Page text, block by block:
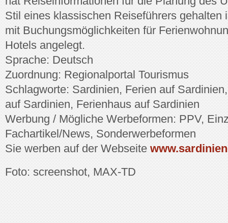
Stil eines klassischen Reiseführers gehalten
mit Buchungsmöglichkeiten für
Hotels angelegt.
Sprache: Deutsch
Zuordnung: Regionalportal Tourismus
Schlagworte: Sardinien, Ferien auf
auf Sardinien, Ferienhaus auf Sardinien
Werbung / Mögliche Werbeformen: PPV,
Fachartikel/News, Sonderwerbeformen
Sie werben auf der Webseite
Foto: screenshot, MAX-TD